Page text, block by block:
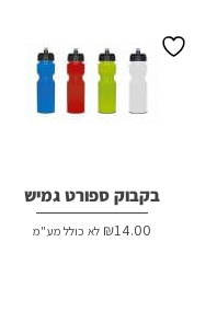
בקבוק ספורט גמיש
₪14.00 לא כולל מע"מ